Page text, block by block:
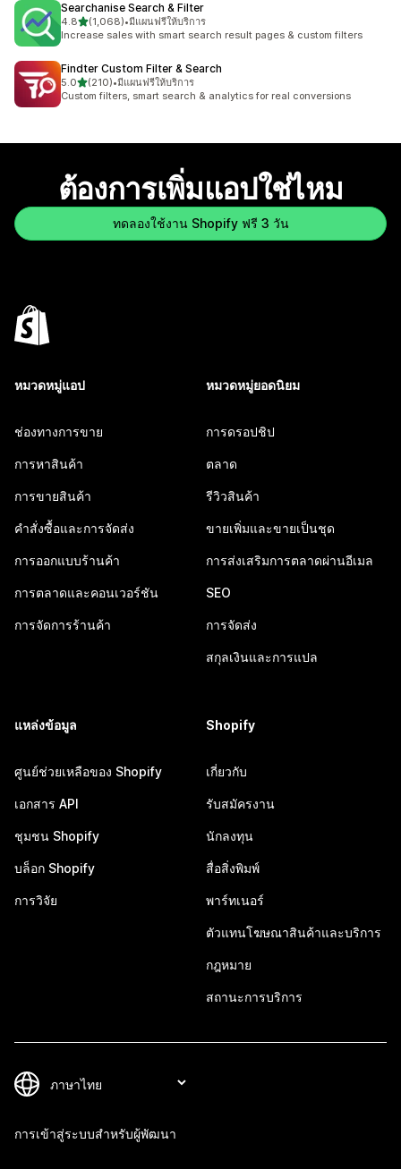
Searchanise Search & Filter
4.8เต็ม 5 ดาว
(1,068)
ทั้งหมด 1068 รีวิว
•มีแผนฟรีให้บริการ
Increase sales with smart search result pages & custom filters
Findter Custom Filter & Search
5.0เต็ม 5 ดาว
(210)
ทั้งหมด 210 รีวิว
•มีแผนฟรีให้บริการ
Custom filters, smart search & analytics for real conversions
ต้องการเพิ่มแอปใช่ไหม
ทดลองใช้งาน Shopify ฟรี 3 วัน
หมวดหมู่แอป
ช่องทางการขาย
การหาสินค้า
การขายสินค้า
คำสั่งซื้อและการจัดส่ง
การออกแบบร้านค้า
การตลาดและคอนเวอร์ชัน
การจัดการร้านค้า
หมวดหมู่ยอดนิยม
การดรอปชิป
ตลาด
รีวิวสินค้า
ขายเพิ่มและขายเป็นชุด
การส่งเสริมการตลาดผ่านอีเมล
SEO
การจัดส่ง
สกุลเงินและการแปล
แหล่งข้อมูล
ศูนย์ช่วยเหลือของ Shopify
เอกสาร API
ชุมชน Shopify
บล็อก Shopify
การวิจัย
Shopify
เกี่ยวกับ
รับสมัครงาน
นักลงทุน
สื่อสิ่งพิมพ์
พาร์ทเนอร์
ตัวแทนโฆษณาสินค้าและบริการ
กฎหมาย
สถานะการบริการ
การเข้าสู่ระบบสำหรับผู้พัฒนา